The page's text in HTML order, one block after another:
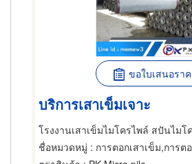
ขอใบเสนอรา
บริการเสาเข็มเจาะ
ชื่อหมวดหมู่ : การตอกเสาเข็ม,การตอกเสาเข็ม,ผู้รั